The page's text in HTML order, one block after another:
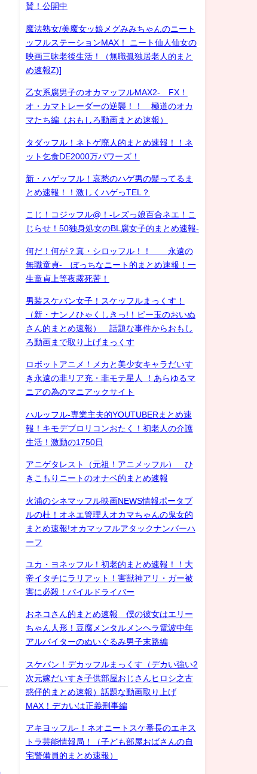
賛！公開中
魔法熟女/美魔女ッ娘メグみみちゃんのニート
ッフルステーションMAX！ ニート仙人仙女の
映画三昧老後生活！（無職孤独居老人的まと
め速報Z)]
乙女系腐男子のオカマッフルMAX2- FX！
オ・カマトレーダーの逆襲！！ 極道のオカ
マたち編（おもしろ動画まとめ速報）
タダッフル！ネトゲ廃人的まとめ速報！！ネ
ット乞食DE2000万パワーズ！
新・ハゲッフル！哀愁のハゲ男の髪ってるま
とめ速報！！激しくハゲっTEL？
こじ！コジッフル@！-レズっ娘百合ネエ！こ
じらせ！50独身処女のBL腐女子的まとめ速報-
何だ！何が？真・シロッフル！！ 永遠の
無職童貞- ぼっちなニート的まとめ速報！一
生童貞上等夜露死苦！
男装スケバン女子！スケッフルまっくす！
（新・ナンノひゃくしきっ!！ビー玉のおいぬ
さん的まとめ速報） 話題な事件からおもし
ろ動画まで取り上げまっくす
ロボットアニメ！メカと美少女キャラだいす
き永遠の非リア充・非モテ星人 ！あらゆるマ
ニアの為のマニアックサイト
ハルッフル-専業主夫的YOUTUBERまとめ速
報！キモデブロリコンおたく！初老人の介護
生活！激動の1750日
アニゲタレスト（元祖！アニメッフル） ひ
きこもりニートのオナベ的まとめ速報
火浦のシネマッフル映画NEWS情報ポータブ
ルの杜！オネエ管理人オカマちゃんの鬼女的
まとめ速報!オカマッフルアタックナンバーハ
ーフ
ユカ・ヨネッフル！初老的まとめ速報！！大
帝イタチにラリアット！害獣神アリ・ガー被
害に必殺！パイルドライバー
おネコさん的まとめ速報 僕の彼女はエリー
ちゃん人形！豆腐メンタルメンヘラ電波中年
アルバイターのぬいぐるみ男子末路編
スケバン！デカッフルまっくす（デカい強い2
次元嫁だいすき子供部屋おじさんヒロシ之古
惑仔的まとめ速報）話題な動画取り上げ
MAX！デカいは正義刑事編
アキヨッフル-！ネオニートスケ番長のエキス
トラ芸能情報局！（子ども部屋おばさんの自
宅警備員的まとめ速報）